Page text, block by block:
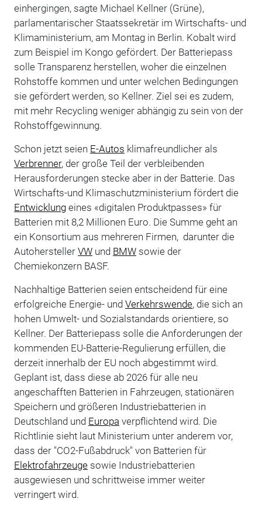
einhergingen, sagte Michael Kellner (Grüne),
parlamentarischer Staatssekretär im Wirtschafts- und
Klimaministerium, am Montag in Berlin. Kobalt wird
zum Beispiel im Kongo gefördert. Der Batteriepass
solle Transparenz herstellen, woher die einzelnen
Rohstoffe kommen und unter welchen Bedingungen
sie gefördert werden, so Kellner. Ziel sei es zudem,
mit mehr Recycling weniger abhängig zu sein von der
Rohstoffgewinnung.
Schon jetzt seien E-Autos klimafreundlicher als
Verbrenner, der große Teil der verbleibenden
Herausforderungen stecke aber in der Batterie. Das
Wirtschafts-und Klimaschutzministerium fördert die
Entwicklungeines «digitalen Produktpasses» für
Batterien mit 8,2 Millionen Euro. Die Summe geht an
ein Konsortium aus mehreren Firmen, darunter die
Autohersteller VWund BMWsowie der
Chemiekonzern BASF.
Nachhaltige Batterien seien entscheidend für eine
erfolgreiche Energie- und Verkehrswende, die sich an
hohen Umwelt- und Sozialstandards orientiere, so
Kellner. Der Batteriepass solle die Anforderungen der
kommenden EU-Batterie-Regulierung erfüllen, die
derzeit innerhalb der EU noch abgestimmt wird.
Geplant ist, dass diese ab 2026 für alle neu
angeschafften Batterien in Fahrzeugen, stationären
Speichern und größeren Industriebatterien in
Deutschland und Europa verpflichtend wird. Die
Richtlinie sieht laut Ministerium unter anderem vor,
dass der "CO2-Fußabdruck" von Batterien für
Elektrofahrzeugesowie Industriebatterien
ausgewiesen und schrittweise immer weiter
verringert wird.